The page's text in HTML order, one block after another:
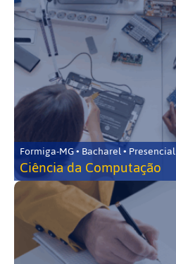
Formiga-MG • Bacharel • Presencial
Ciência da Computação